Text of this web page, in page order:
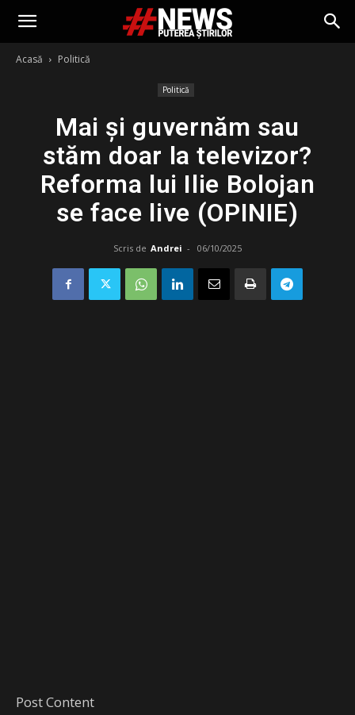
Acasă Politică
Politică
Mai și guvernăm sau
stăm doar la televizor?
Reforma lui Ilie Bolojan
se face live (OPINIE)
Scris de Andrei - 06/10/2025
Post Content